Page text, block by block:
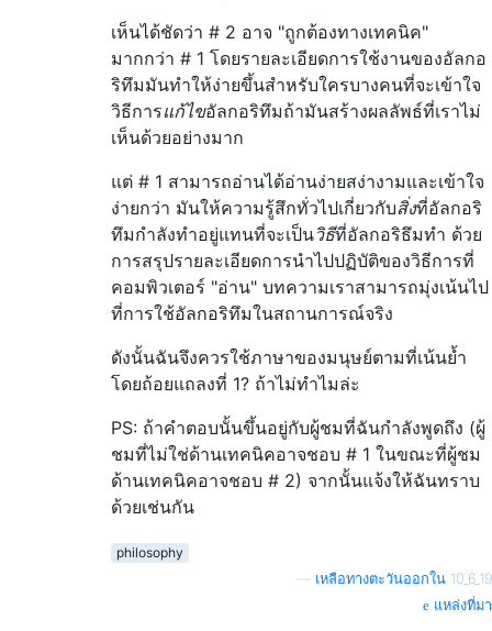
เห็นได้ชัดว่า # 2 อาจ "ถูกต้องทางเทคนิค"
มากกว่า # 1 โดยรายละเอียดการใช้งานของอัลกอ
ริทึมมันทำให้ง่ายขึ้นสำหรับใครบางคนที่จะเข้าใจ
วิธีการแก้ไขอัลกอริทึมถ้ามันสร้างผลลัพธ์ที่เราไม่
เห็นด้วยอย่างมาก
แต่ # 1 สามารถอ่านได้อ่านง่ายสง่างามและเข้าใจ
ง่ายกว่า มันให้ความรู้สึกทั่วไปเกี่ยวกับสิ่งที่อัลกอริ
ทึมกำลังทำอยู่แทนที่จะเป็นวิธีที่อัลกอริธึมทำ ด้วย
การสรุปรายละเอียดการนำไปปฏิบัติของวิธีการที่
คอมพิวเตอร์ "อ่าน" บทความเราสามารถมุ่งเน้นไป
ที่การใช้อัลกอริทึมในสถานการณ์จริง
ดังนั้นฉันจึงควรใช้ภาษาของมนุษย์ตามที่เน้นย้ำ
โดยถ้อยแถลงที่ 1? ถ้าไม่ทำไมล่ะ
PS: ถ้าคำตอบนั้นขึ้นอยู่กับผู้ชมที่ฉันกำลังพูดถึง (ผู้
ชมที่ไม่ใช่ด้านเทคนิคอาจชอบ # 1 ในขณะที่ผู้ชม
ด้านเทคนิคอาจชอบ # 2) จากนั้นแจ้งให้ฉันทราบ
ด้วยเช่นกัน
philosophy
เหลือทางตะวันออกใน 10_6_19
แหล่งที่มา